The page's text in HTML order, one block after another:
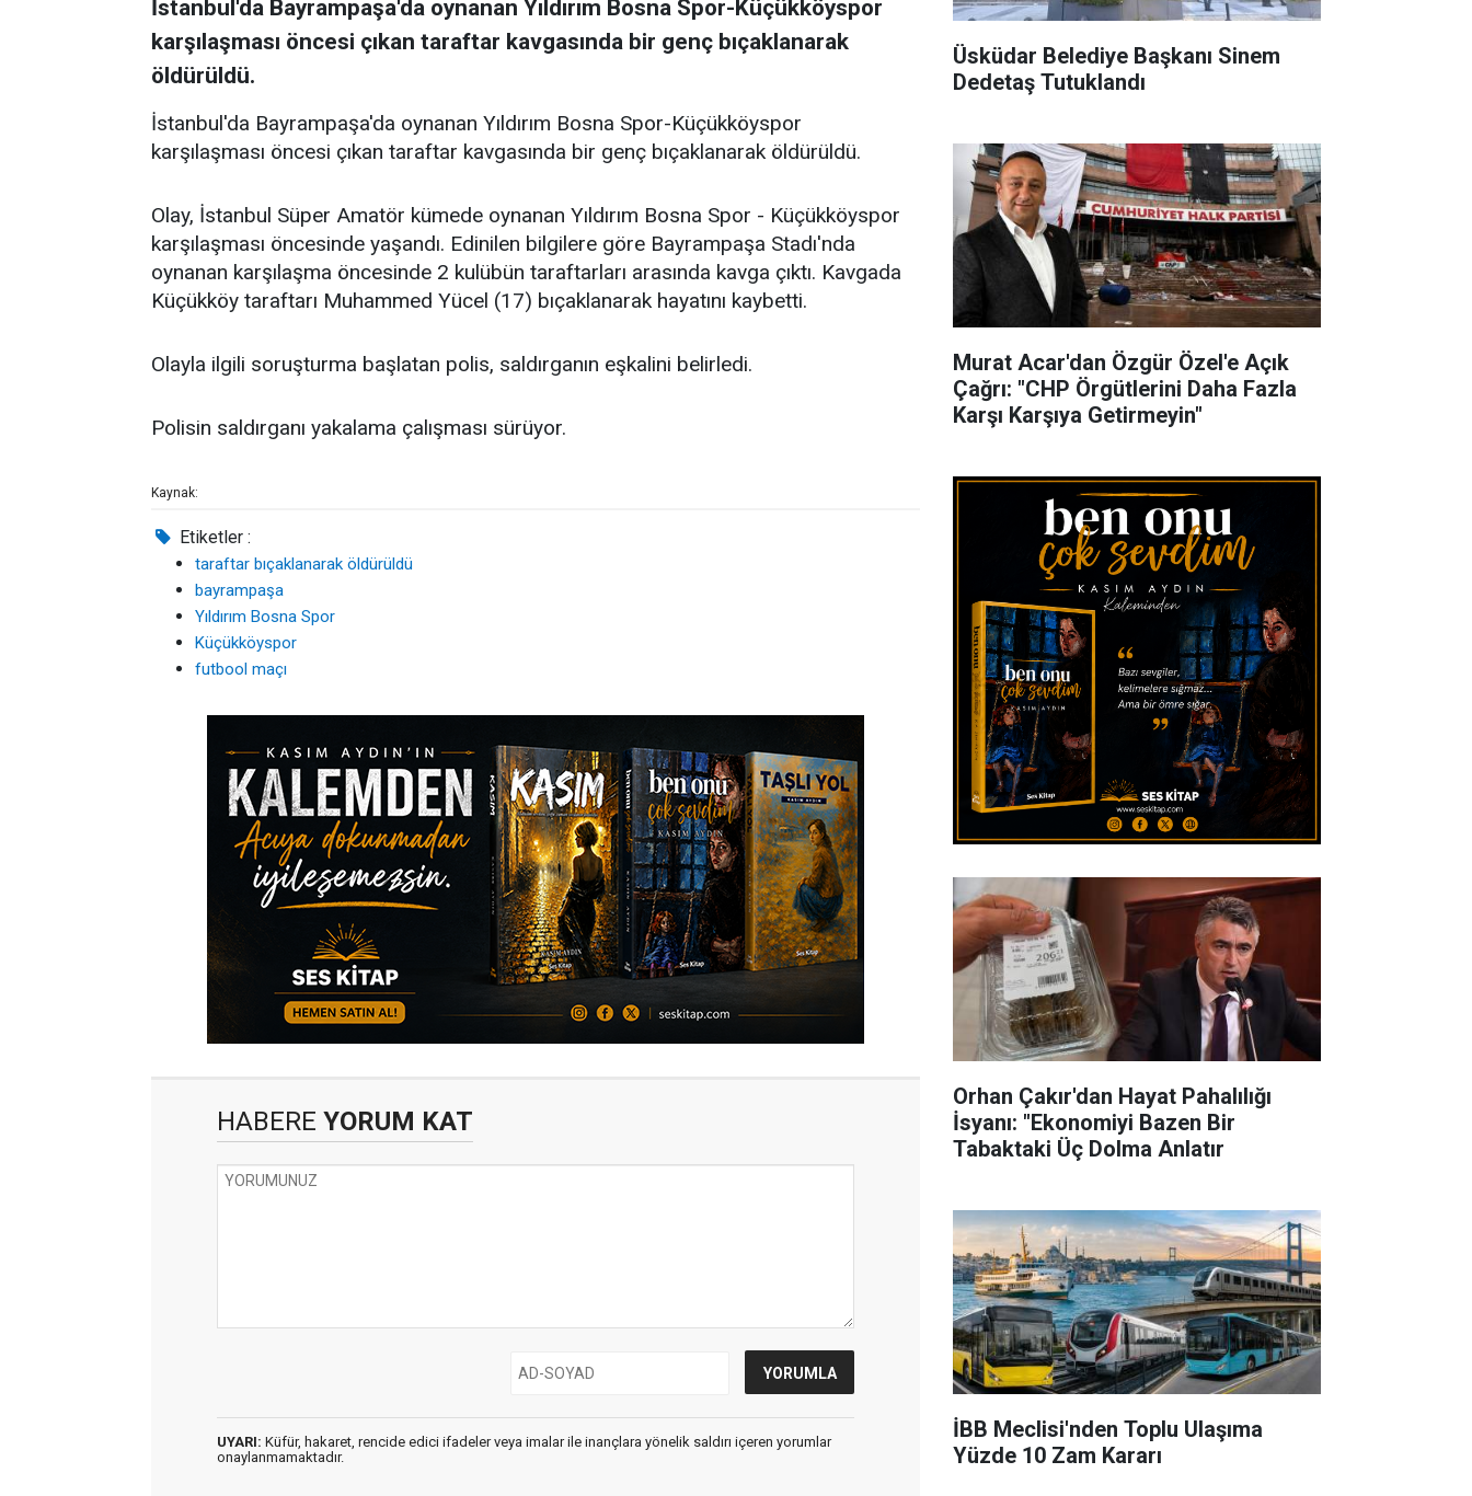
İstanbul'da Bayrampaşa'da oynanan Yıldırım Bosna Spor-Küçükköyspor
karşılaşması öncesi çıkan taraftar kavgasında bir genç bıçaklanarak
öldürüldü.
İstanbul'da Bayrampaşa'da oynanan Yıldırım Bosna Spor-Küçükköyspor
karşılaşması öncesi çıkan taraftar kavgasında bir genç bıçaklanarak öldürüldü.
Olay, İstanbul Süper Amatör kümede oynanan Yıldırım Bosna Spor - Küçükköyspor
karşılaşması öncesinde yaşandı. Edinilen bilgilere göre Bayrampaşa Stadı'nda
oynanan karşılaşma öncesinde 2 kulübün taraftarları arasında kavga çıktı. Kavgada
Küçükköy taraftarı Muhammed Yücel (17) bıçaklanarak hayatını kaybetti.
Olayla ilgili soruşturma başlatan polis, saldırganın eşkalini belirledi.
Polisin saldırganı yakalama çalışması sürüyor.
Kaynak:
Etiketler :
taraftar bıçaklanarak öldürüldü
bayrampaşa
Yıldırım Bosna Spor
Küçükköyspor
futbool maçı
HABERE YORUM KAT
UYARI: Küfür, hakaret, rencide edici ifadeler veya imalar ile inançlara yönelik saldırı içeren yorumlar
onaylanmamaktadır.
Üsküdar Belediye Başkanı Sinem
Dedetaş Tutuklandı
Murat Acar'dan Özgür Özel'e Açık
Çağrı: "CHP Örgütlerini Daha Fazla
Karşı Karşıya Getirmeyin"
Orhan Çakır'dan Hayat Pahalılığı
İsyanı: "Ekonomiyi Bazen Bir
Tabaktaki Üç Dolma Anlatır
İBB Meclisi'nden Toplu Ulaşıma
Yüzde 10 Zam Kararı